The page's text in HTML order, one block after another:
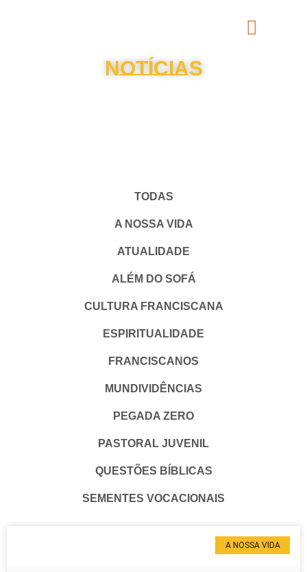
NOTÍCIAS
TODAS
A NOSSA VIDA
ATUALIDADE
ALÉM DO SOFÁ
CULTURA FRANCISCANA
ESPIRITUALIDADE
FRANCISCANOS
MUNDIVIDÊNCIAS
PEGADA ZERO
PASTORAL JUVENIL
QUESTÕES BÍBLICAS
SEMENTES VOCACIONAIS
A NOSSA VIDA